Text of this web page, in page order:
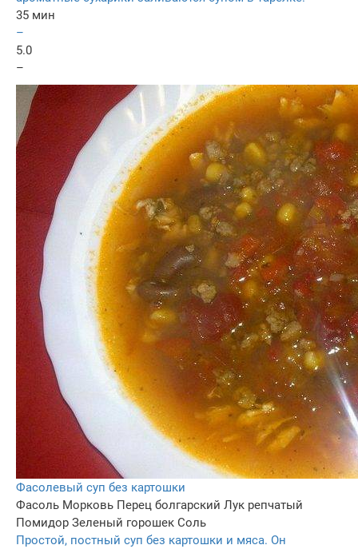
35 мин
–
5.0
–
Фасолевый суп без картошки
Фасоль Морковь Перец болгарский Лук репчатый
Помидор Зеленый горошек Соль
Простой, постный суп без картошки и мяса. Он